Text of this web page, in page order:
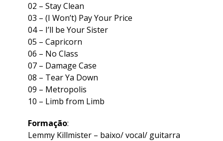
02 – Stay Clean
03 – (I Won’t) Pay Your Price
04 – I’ll be Your Sister
05 – Capricorn
06 – No Class
07 – Damage Case
08 – Tear Ya Down
09 – Metropolis
10 – Limb from Limb
Formação:
Lemmy Killmister – baixo/ vocal/ guitarra